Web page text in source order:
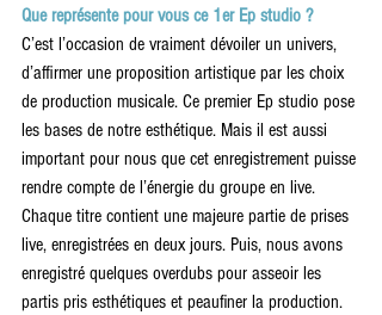
Que représente pour vous ce 1er Ep studio ?
C’est l’occasion de vraiment dévoiler un univers,
d’affirmer une proposition artistique par les choix
de production musicale. Ce premier Ep studio pose
les bases de notre esthétique. Mais il est aussi
important pour nous que cet enregistrement puisse
rendre compte de l’énergie du groupe en live.
Chaque titre contient une majeure partie de prises
live, enregistrées en deux jours. Puis, nous avons
enregistré quelques overdubs pour asseoir les
partis pris esthétiques et peaufiner la production.